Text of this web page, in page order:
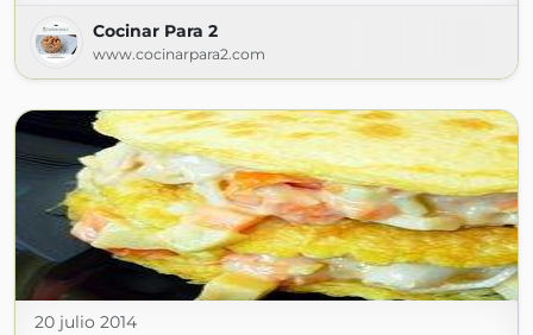
Cocinar Para 2
www.cocinarpara2.com
20 julio 2014